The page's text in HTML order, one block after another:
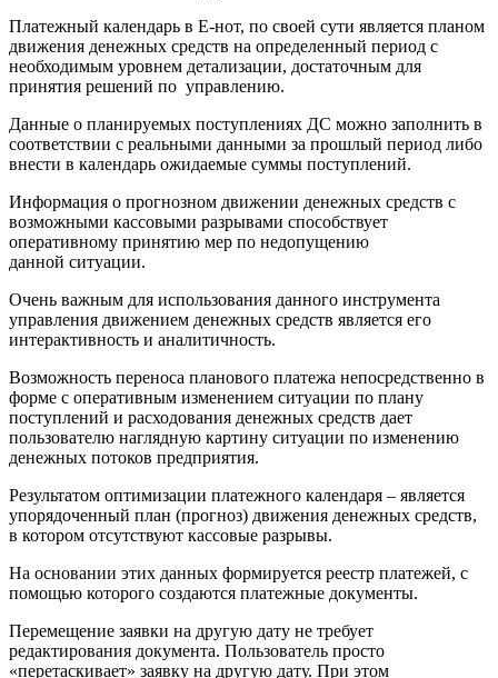
Платежный календарь в Е-нот, по своей сути является планом
движения денежных средств на определенный период с
необходимым уровнем детализации, достаточным для
принятия решений по управлению.
Данные о планируемых поступлениях ДС можно заполнить в
соответствии с реальными данными за прошлый период либо
внести в календарь ожидаемые суммы поступлений.
Информация о прогнозном движении денежных средств с
возможными кассовыми разрывами способствует
оперативному принятию мер по недопущению
данной ситуации.
Очень важным для использования данного инструмента
управления движением денежных средств является его
интерактивность и аналитичность.
Возможность переноса планового платежа непосредственно в
форме с оперативным изменением ситуации по плану
поступлений и расходования денежных средств дает
пользователю наглядную картину ситуации по изменению
денежных потоков предприятия.
Результатом оптимизации платежного календаря – является
упорядоченный план (прогноз) движения денежных средств,
в котором отсутствуют кассовые разрывы.
На основании этих данных формируется реестр платежей, с
помощью которого создаются платежные документы.
Перемещение заявки на другую дату не требует
редактирования документа. Пользователь просто
«перетаскивает» заявку на другую дату. При этом